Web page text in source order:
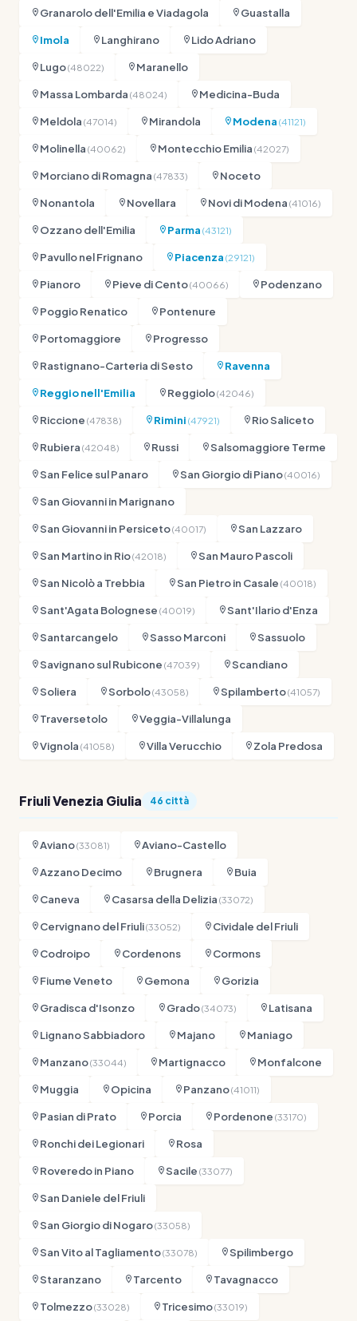
Granarolo dell'Emilia e Viadagola
Guastalla
Imola
Langhirano
Lido Adriano
Lugo(48022)
Maranello
Massa Lombarda (48024)
Medicina-Buda
Meldola (47014) Mirandola Modena (41121)
Molinella (40062) Montecchio Emilia (42027)
Morciano di Romagna (47833)
Noceto
Nonantola
Novellara Novi di Modena (41016)
Ozzano dell'Emilia Parma (43121)
Pavullo nel Frignano Piacenza (29121)
Pianoro Pieve di Cento(40066)
Podenzano
Poggio Renatico
Pontenure
Portomaggiore
Progresso
Rastignano-Carteria di Sesto
Ravenna
Reggio nell'Emilia
Reggiolo(42046)
Riccione (47838) Rimini (47921)
Rio Saliceto
Rubiera (42048) Russi
Salsomaggiore Terme
San Felice sul Panaro
San Giorgio di Piano(40016)
San Giovanni in Marignano
San Giovanni in Persiceto(40017)
San Lazzaro
San Martino in Rio(42018)
San Mauro Pascoli
San Nicolò a Trebbia
San Pietro in Casale (40018)
Sant'Agata Bolognese (40019)
Sant'Ilario d'Enza
Santarcangelo
Sasso Marconi
Sassuolo
Savignano sul Rubicone (47039)
Scandiano
Soliera
Sorbolo(43058) Spilamberto(41057)
Traversetolo
Veggia-Villalunga
Vignola (41058) Villa Verucchio Zola Predosa
Friuli Venezia Giulia 46 città
Aviano(33081)
Aviano-Castello
Azzano Decimo
Brugnera
Buia
Caneva
Casarsa della Delizia (33072)
Cervignano del Friuli(33052)
Cividale del Friuli
Codroipo
Cordenons
Cormons
Fiume Veneto
Gemona
Gorizia
Gradisca d'Isonzo
Grado(34073)
Latisana
Lignano Sabbiadoro
Majano
Maniago
Manzano(33044) Martignacco
Monfalcone
Muggia
Opicina Panzano(41011)
Pasian di Prato Porcia Pordenone (33170)
Ronchi dei Legionari
Rosa
Roveredo in Piano
Sacile (33077)
San Daniele del Friuli
San Giorgio di Nogaro(33058)
San Vito al Tagliamento(33078)
Spilimbergo
Staranzano
Tarcento
Tavagnacco
Tolmezzo(33028) Tricesimo(33019)